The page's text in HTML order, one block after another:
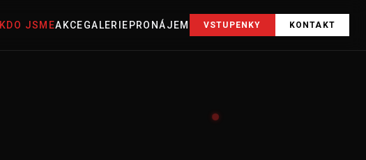
KDO JSMEAKCEGALERIE PRONÁJEM VSTUPENKY KONTAKT